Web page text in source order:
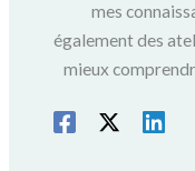
mes
également des
mieux